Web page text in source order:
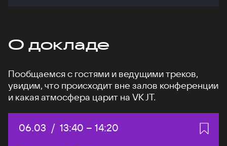
О докладе
Пообщаемся с гостями и ведущими треков,
увидим, что происходит вне залов конференции
и какая атмосфера царит на VK JT.
Дата:
06.03 / Начало:
13:40 – Конец:
14:20